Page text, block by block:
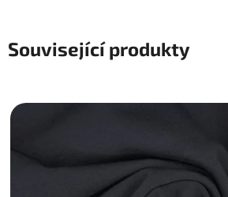
Související produkty